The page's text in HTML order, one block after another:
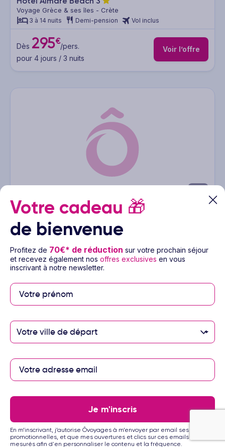
Voyage Grèce & ses îles - Crète
3 à 14 nuits Demi-pension Vol inclus
Dès 295€/pers.
pour 4 jours / 3 nuits
Voir l’offre
Hôtel Nirvana Beach3
Voyage Grèce & ses îles - Rhodes
3 à 14 nuits Pension selon programme
Dès 295€/pers.
pour 4 jours / 3 nuits
Voir l’offre
Appartements Bella Vista Hersonissos3
Voyage Grèce & ses îles - Crète
3 à 14 nuits Petit déjeuner Vol inclus
Votre cadeau 🎁
de bienvenue
Profitez de 70€* de réduction sur votre prochain séjour
et recevez également nos offres exclusives en vous
inscrivant à notre newsletter.
Votre ville de départ
Je m'inscris
En m’inscrivant, j’autorise Ôvoyages à m’envoyer par email ses offres
promotionnelles, et que mes ouvertures et clics sur ces emails soient
mesurés afin d'en personnaliser le contenu et la fréquence.